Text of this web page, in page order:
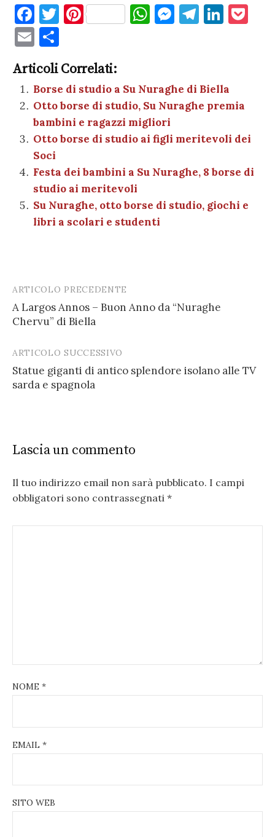
F
a
c
e
b
o
o
k
T
te
r
Pi
es
t
W
A
p
p
M
g
er
T
a
m
Li
dI
n
E
m
ai
l
n
di
vi
di
Articoli Correlati:
Borse di studio a Su Nuraghe di Biella
Otto borse di studio, Su Nuraghe premia
bambini e ragazzi migliori
Otto borse di studio ai figli meritevoli dei
Soci
Festa dei bambini a Su Nuraghe, 8 borse di
studio ai meritevoli
Su Nuraghe, otto borse di studio, giochi e
libri a scolari e studenti
Post
navigation
ARTICOLO PRECEDENTE
A Largos Annos – Buon Anno da “Nuraghe
Chervu” di Biella
ARTICOLO SUCCESSIVO
Statue giganti di antico splendore isolano alle TV
sarda e spagnola
Lascia un commento
Il tuo indirizzo email non sarà pubblicato. I campi
obbligatori sono contrassegnati *
NOME *
EMAIL *
SITO WEB